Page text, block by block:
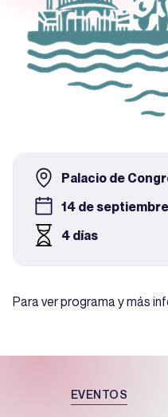
Palacio de
14 de
4 días
Para ver programa y más
EVENTOS